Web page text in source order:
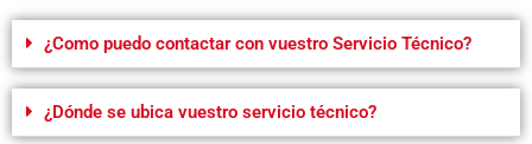
¿Como puedo contactar con vuestro Servicio Técnico?
¿Dónde se ubica vuestro servicio técnico?